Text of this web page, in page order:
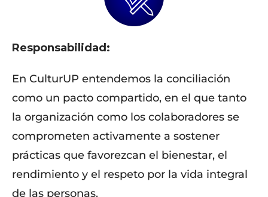
Responsabilidad:
En CulturUP entendemos la conciliación
como un pacto compartido, en el que tanto
la organización como los colaboradores se
comprometen activamente a sostener
prácticas que favorezcan el bienestar, el
rendimiento y el respeto por la vida integral
de las personas.